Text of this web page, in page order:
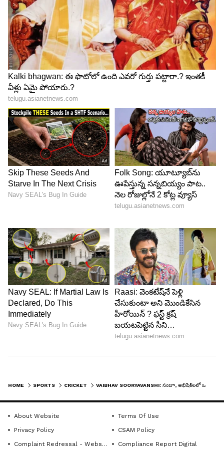
Image Credit :
సంజూ లేదా అభిషేక్‌లకు షాక్ తప్పదా?
సునీల్ గవాస్కర్ మీడియాతో మాట్లాడుతూ ఆసక్తికర
వ్యాఖ్యలు చేశారు. "నేను వైభవ్‌ను ఐర్లాండ్ టి20 సిరీస్
ప్లేయింగ్ ఎలెవన్‌లో చూడాలనుకుంటున్నాను. ఎందుకంటే
అతడు ఆడుతుంటే చూడాలని నాకు ఉంది. సంజూ శాంసన్
లేదా అభిషేక్ శర్మ కంటే ముందే వైభవ్‌కు అవకాశం ఇవ్వాలి.
బహుశా ఒక మ్యాచ్‌లో వైభవ్ కోసం సంజూ లేదా అభిషేక్
బెంచ్‌కు పరిమితం కాక తప్పదు" అని గవాస్కర్ అన్నారు. ః
వైభవ్ రీసెంట్ ఫామ్, అతడు చేసిన పరుగుల వరద చూశాక,
అతడిని జట్టు వెలుపల ఉంచడం సాధ్యం కాదని, సెలెక్టర్లు
సరైన నిర్ణయమే తీసుకున్నారని గవాస్కర్ అన్నారు.
5
5
Image Credit :
జూన్ 26 నుంచి అసలైన పోరు
భారత్, ఐర్లాండ్ జట్ల మధ్య జూన్ 26 నుంచి టీ20 సిరీస్
"వైభవ్‌కు మ్యాచ్ ఆడే అవకాశం వచ్చినా, రాకపోయినా
మేము అతని కోసం ఎదురుచూస్తాం. ఏది ఏమైనా, భారత
జట్టు డ్రెస్సింగ్ రూమ్‌లో గడపడం అనేది వైభవ్‌కు ఒక గొప్ప
అనుభవం అవుతుంది. సీనియర్ల మధ్య నేర్చుకునే
విషయాలు అతని కెరీర్‌కు ఫ్యూచర్‌లో బాగా ప్లస్
Privacy Policy
CSAM Policy